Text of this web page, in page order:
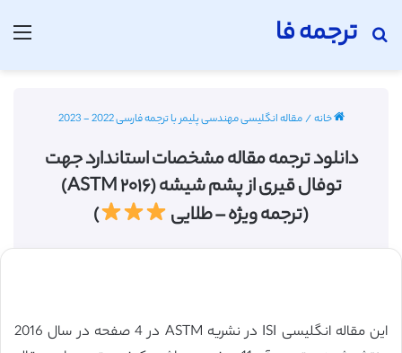
ترجمه فا
جستجو برای
خانه/مقاله انگلیسی مهندسی پلیمر با ترجمه فارسی 2022 - 2023
دانلود ترجمه مقاله مشخصات استاندارد جهت
توفال قیری از پشم شیشه (ASTM ۲۰۱۶)
(ترجمه ویژه – طلایی
)
این مقاله انگلیسی ISI در نشریه ASTM در 4 صفحه در سال 2016